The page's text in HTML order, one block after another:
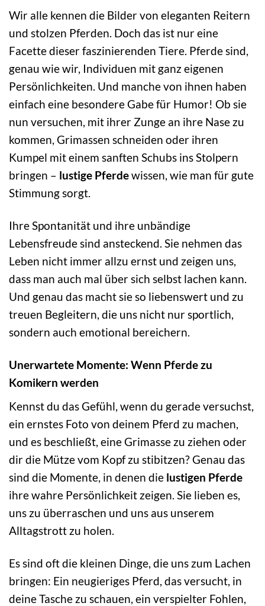
Wir alle kennen die Bilder von eleganten Reitern
und stolzen Pferden. Doch das ist nur eine
Facette dieser faszinierenden Tiere. Pferde sind,
genau wie wir, Individuen mit ganz eigenen
Persönlichkeiten. Und manche von ihnen haben
einfach eine besondere Gabe für Humor! Ob sie
nun versuchen, mit ihrer Zunge an ihre Nase zu
kommen, Grimassen schneiden oder ihren
Kumpel mit einem sanften Schubs ins Stolpern
bringen – lustige Pferdewissen, wie man für gute
Stimmung sorgt.
Ihre Spontanität und ihre unbändige
Lebensfreude sind ansteckend. Sie nehmen das
Leben nicht immer allzu ernst und zeigen uns,
dass man auch mal über sich selbst lachen kann.
Und genau das macht sie so liebenswert und zu
treuen Begleitern, die uns nicht nur sportlich,
sondern auch emotional bereichern.
Unerwartete Momente: Wenn Pferde zu
Komikern werden
Kennst du das Gefühl, wenn du gerade versuchst,
ein ernstes Foto von deinem Pferd zu machen,
und es beschließt, eine Grimasse zu ziehen oder
dir die Mütze vom Kopf zu stibitzen? Genau das
sind die Momente, in denen die lustigen Pferde
ihre wahre Persönlichkeit zeigen. Sie lieben es,
uns zu überraschen und uns aus unserem
Alltagstrott zu holen.
Es sind oft die kleinen Dinge, die uns zum Lachen
bringen: Ein neugieriges Pferd, das versucht, in
deine Tasche zu schauen, ein verspielter Fohlen,